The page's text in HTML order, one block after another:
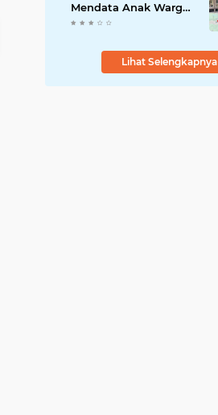
Mendata Anak Warga
Yang Stunting
Lihat Selengkapnya